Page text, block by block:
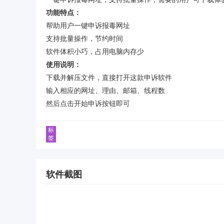
功能特点：
帮助用户一键申诉报毒网址
支持批量操作，节约时间
软件体积小巧，占用电脑内存少
使用说明：
下载并解压文件，直接打开这款申诉软件
输入相应的网址、理由、邮箱、线程数
然后点击开始申诉按钮即可
标
签
软件截图